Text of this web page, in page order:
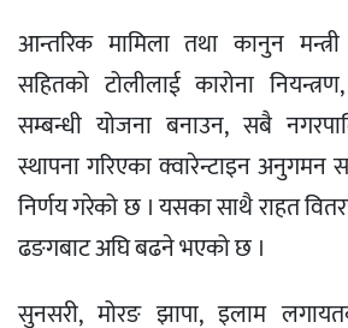
आन्तरिक मामिला तथा कानुन
सहितको टोलीलाई कारोना
सम्बन्धी योजना बनाउन, सबै
स्थापना गरिएका क्वारेन्टाइन अनुगमन
निर्णय गरेको छ । यसका साथै राहत
ढङगबाट अघि बढने भएको छ ।
सुनसरी, मोरङ झापा, इलाम